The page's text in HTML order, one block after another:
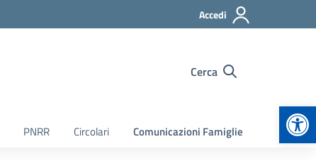
Accedi
Cerca
PNRR Circolari Comunicazioni Famiglie